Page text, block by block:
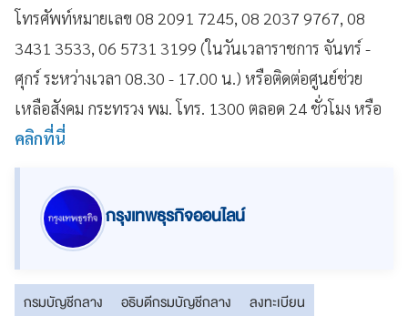
โทรศัพท์หมายเลข 08 2091 7245, 08 2037 9767, 08
3431 3533, 06 5731 3199 (ในวันเวลาราชการ จันทร์ -
ศุกร์ ระหว่างเวลา 08.30 - 17.00 น.) หรือติดต่อศูนย์ช่วย
เหลือสังคม กระทรวง พม. โทร. 1300 ตลอด 24 ชั่วโมง หรือ
คลิกที่นี่
กรุงเทพธุรกิจออนไลน์
กรมบัญชีกลาง อธิบดีกรมบัญชีกลาง
ลงทะเบียน